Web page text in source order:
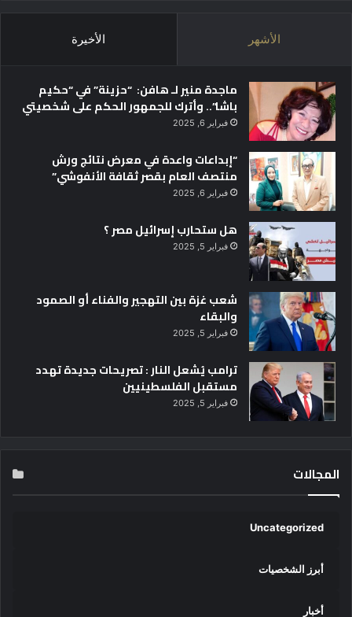
الأشهر الأخيرة
ماجدة منير لـ هافن: “حزينة” في “حكيم
باشا”.. وأترك للجمهور الحكم على شخصيتي
فبراير 6, 2025
“إبداعات واعدة في معرض نتائج ورش
منتصف العام بقصر ثقافة الأنفوشي”
فبراير 6, 2025
هل ستحارب إسرائيل مصر ؟
فبراير 5, 2025
شعب غزة بين التهجير والفناء أو الصمود
والبقاء
فبراير 5, 2025
ترامب يُشعل النار : تصريحات جديدة تهدد
مستقبل الفلسطينيين
فبراير 5, 2025
المجالات
Uncategorized
أبرز الشخصيات
أخبار